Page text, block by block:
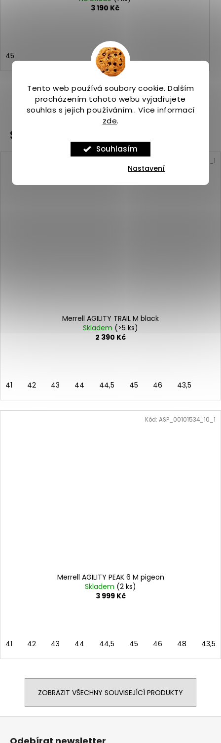
Tento web používá soubory cookie. Dalším
procházením tohoto webu vyjadřujete
souhlas s jejich používáním.. Více informací
zde.
Souhlasím
Nastavení
3 190 Kč
45
ZOBRAZIT VŠECHNY PODOBNÉ PRODUKTY
Související produkty
Merrell AGILITY TRAIL M black
Skladem (>5 ks)
2 390 Kč
41 42 43 44 44,5 45 46 43,5
ASP_00101200_10_1
Merrell AGILITY PEAK 6 M pigeon
Skladem (2 ks)
3 999 Kč
41 42 43 44 44,5 45 46 48 43,5
Kód: ASP_00101534_10_1
ZOBRAZIT VŠECHNY SOUVISEJÍCÍ PRODUKTY